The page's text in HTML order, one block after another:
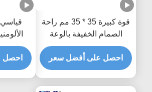
قوة كبيرة 35 * 35 مم راحة
الصمام الخفيفة بالوعة
الحرارة قناة الألومنيوم
احصل على أفضل سعر
احصل